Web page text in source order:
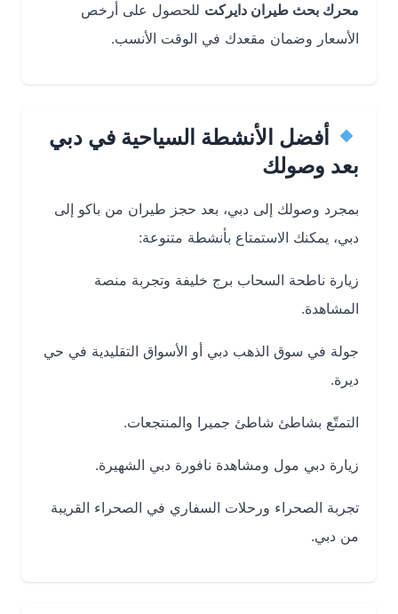
محرك بحث طيران دايركتللحصول على أرخص
الأسعار وضمان مقعدك في الوقت الأنسب.
أفضل الأنشطة السياحية في دبي
بعد وصولك
بمجرد وصولك إلى دبي، بعد حجز طيران من باكو إلى
دبي، يمكنك الاستمتاع بأنشطة متنوعة:
زيارة ناطحة السحاب برج خليفة وتجربة منصة
المشاهدة.
جولة في سوق الذهب دبي أو الأسواق التقليدية في حي
التمتّع بشاطئ شاطئ جميرا والمنتجعات.
زيارة دبي مول ومشاهدة نافورة دبي الشهيرة.
تجربة الصحراء ورحلات السفاري في الصحراء القريبة
من دبي.